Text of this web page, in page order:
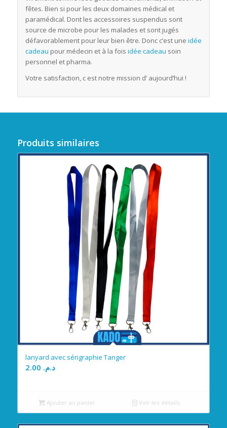
fêtes. Bien si pour les deux domaines médical et
paramédical. Dont les accessoires suspendus sont
source de microbe pour les malades et sont jugés
défavorablement pour leur bien être. Donc c’est une idée
cadeau pour médecin et à la fois idée cadeau soin
personnel et pharma.
Votre satisfaction, c est notre mission d’ aujourd’hui !
Produits similaires
lanyard avec sérigraphie Tanger
د.م.
Ajouter au panier Voir les détails